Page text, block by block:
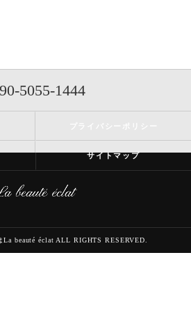
5055-1444
サイトマップ
beauté éclat ALL RIGHTS RESERVED.